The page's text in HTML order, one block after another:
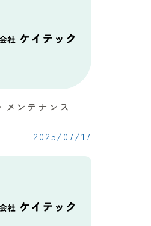
メンテナンス
2025/07/17